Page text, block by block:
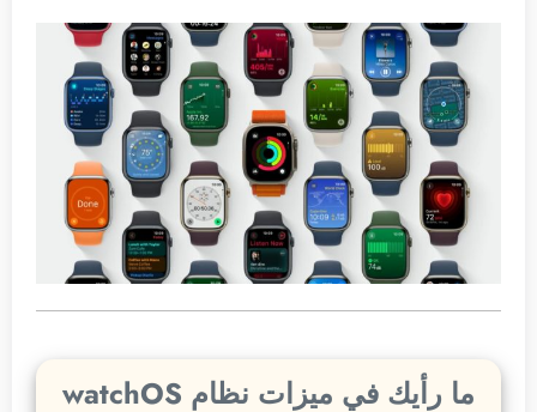
ما رأيك في ميزات نظام watchOS